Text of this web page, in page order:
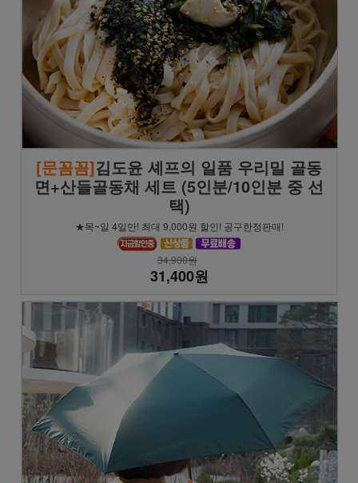
[문꼼꼼]김도윤 셰프의 일품 우리밀 골동
면+산들골동채 세트 (5인분/10인분 중 선
택)
★목~일 4일만! 최대 9,000원 할인! 공구한정판매!
34,900원
31,400원